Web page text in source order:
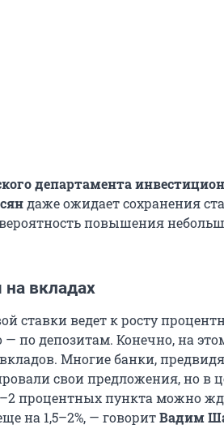
департамента
даже ожидает сохранения
повышения
на вкладах
ставки ведет к росту
— по депозитам. Конечно, на
Многие банки,
свои предложения, но
процентных пункта можно
на 1,5–2%, — говоритВадим